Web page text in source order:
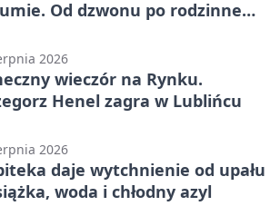
Od dzwonu po rodzinne
2026
wieczór na Rynku.
Henel zagra w Lublińcu
2026
daje wytchnienie od upału
woda i chłodny azyl